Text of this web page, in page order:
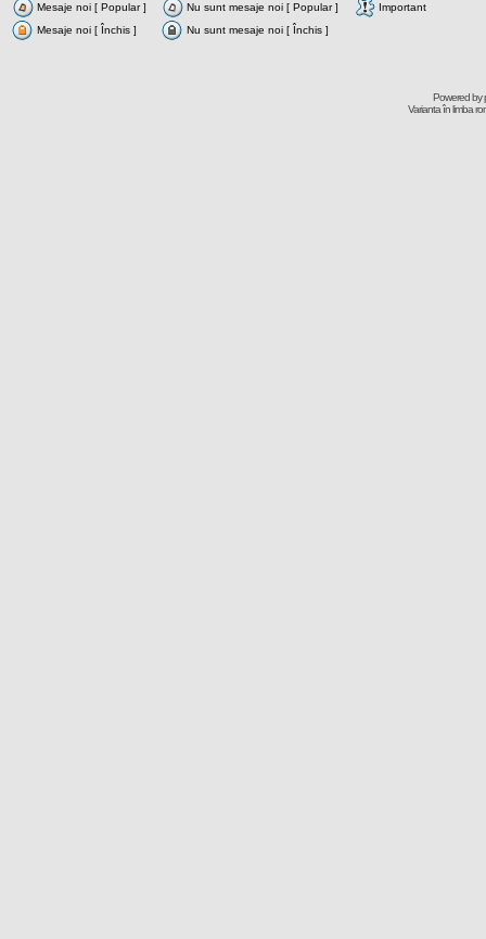
Mesaje noi [ Popular ]
Nu sunt mesaje noi [ Popular ]
Important
Mesaje noi [ Închis ]
Nu sunt mesaje noi [ Închis ]
Powered by
Varianta în limba